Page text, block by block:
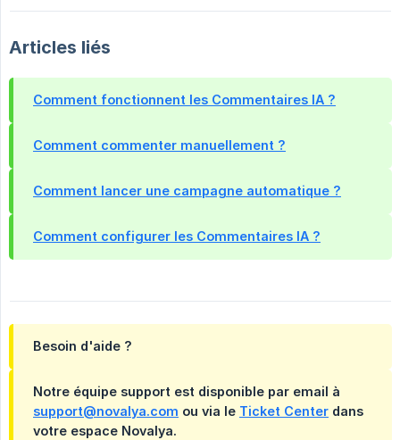
Articles liés
Comment fonctionnent les Commentaires IA ?
Comment commenter manuellement ?
Comment lancer une campagne automatique ?
Comment configurer les Commentaires IA ?
Besoin d'aide ?
Notre équipe support est disponible par email à
support@novalya.com ou via le Ticket Center dans
votre espace Novalya.